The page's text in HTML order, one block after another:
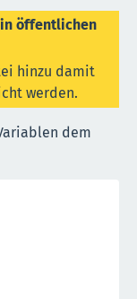
öffentlichen
hinzu damit
werden.
dem